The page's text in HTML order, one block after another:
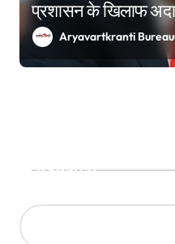
प्रशासन के खिलाफ
Aryavartkranti Bureau
Search